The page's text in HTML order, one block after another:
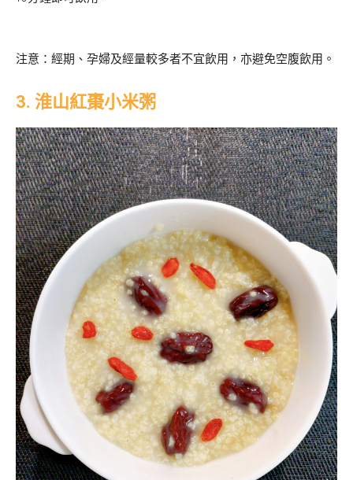
注意：經期、孕婦及經量較多者不宜飲用，亦避免空腹飲用。
3. 淮山紅棗小米粥